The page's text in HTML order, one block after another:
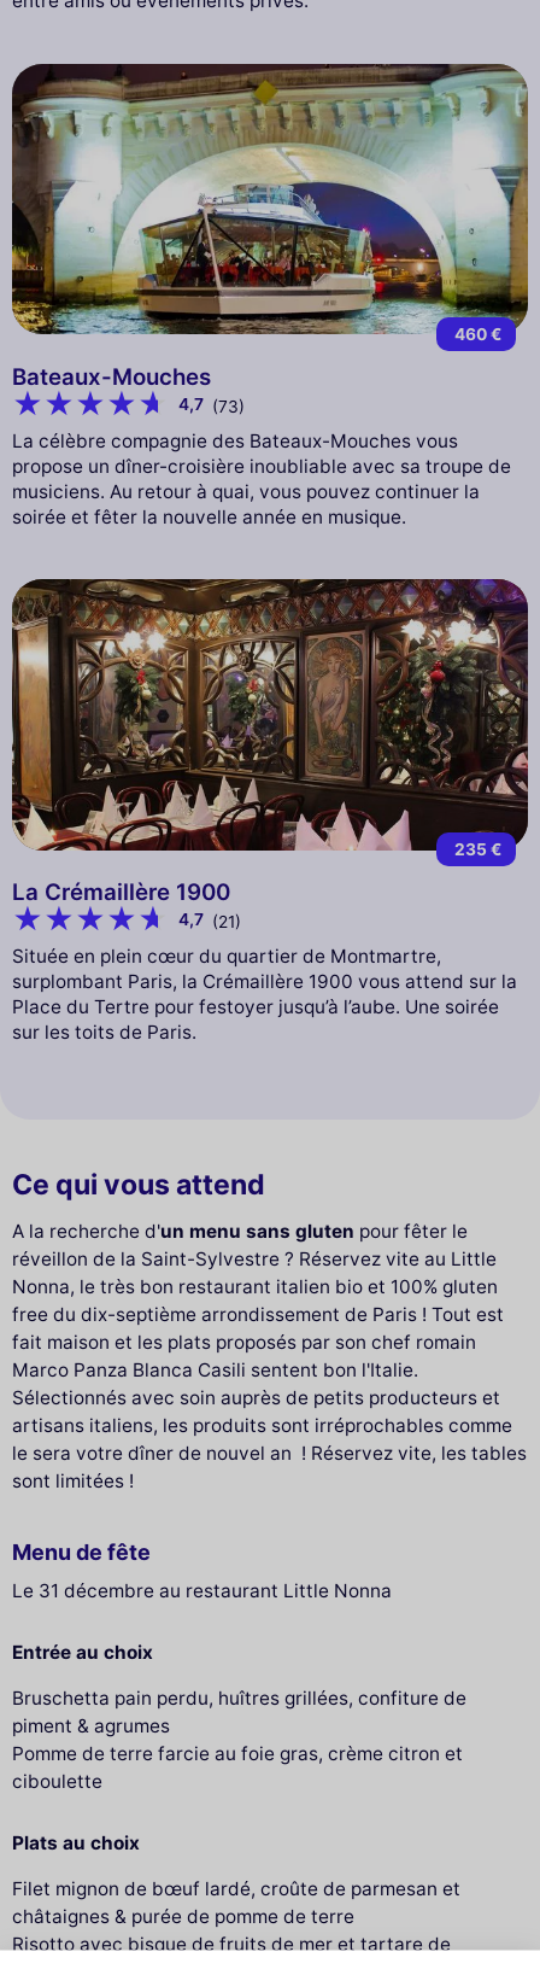
460 €
Bateaux-Mouches
4,7 (73)
La célèbre compagnie des Bateaux-Mouches vous
propose un dîner-croisière inoubliable avec sa troupe de
musiciens. Au retour à quai, vous pouvez continuer la
soirée et fêter la nouvelle année en musique.
235 €
La Crémaillère 1900
4,7 (21)
Située en plein cœur du quartier de Montmartre,
surplombant Paris, la Crémaillère 1900 vous attend sur la
Place du Tertre pour festoyer jusqu’à l’aube. Une soirée
sur les toits de Paris.
Ce qui vous attend
A la recherche d'un menu sans gluten pour fêter le
réveillon de la Saint-Sylvestre ? Réservez vite au Little
Nonna, le très bon restaurant italien bio et 100% gluten
free du dix-septième arrondissement de Paris ! Tout est
fait maison et les plats proposés par son chef romain
Marco Panza Blanca Casili sentent bon l'Italie.
Sélectionnés avec soin auprès de petits producteurs et
artisans italiens, les produits sont irréprochables comme
le sera votre dîner de nouvel an ! Réservez vite, les tables
sont limitées !
Menu de fête
Le 31 décembre au restaurant Little Nonna
Entrée au choix
Bruschetta pain perdu, huîtres grillées, confiture de
piment & agrumes
Pomme de terre farcie au foie gras, crème citron et
ciboulette
Plats au choix
Filet mignon de bœuf lardé, croûte de parmesan et
châtaignes & purée de pomme de terre
Risotto avec bisque de fruits de mer et tartare de